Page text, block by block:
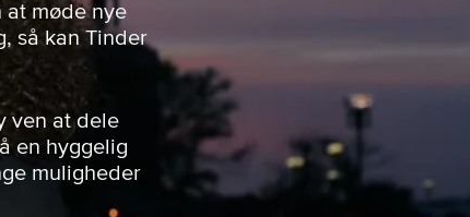
at møde nye
så kan Tinder
ven at dele
en hyggelig
muligheder